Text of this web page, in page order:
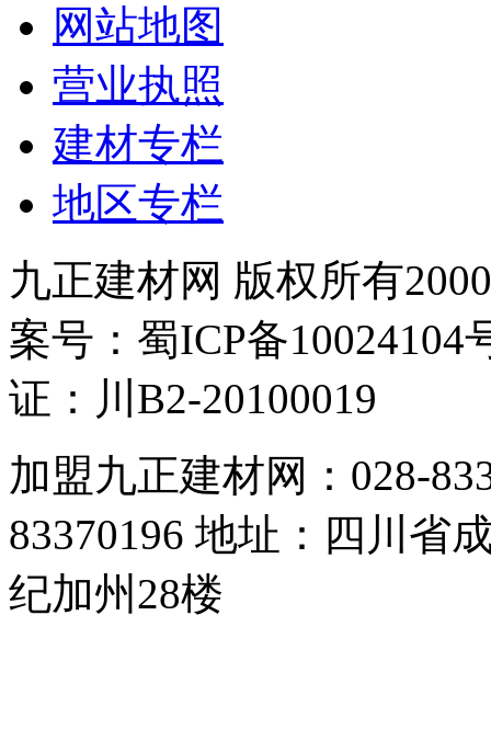
网站地图
营业执照
建材专栏
地区专栏
九正建材网 版权所有
案号：蜀ICP备
证：川B2-20100019
加盟九正建材网：028-
83370196 地址：四川省
纪加州28楼